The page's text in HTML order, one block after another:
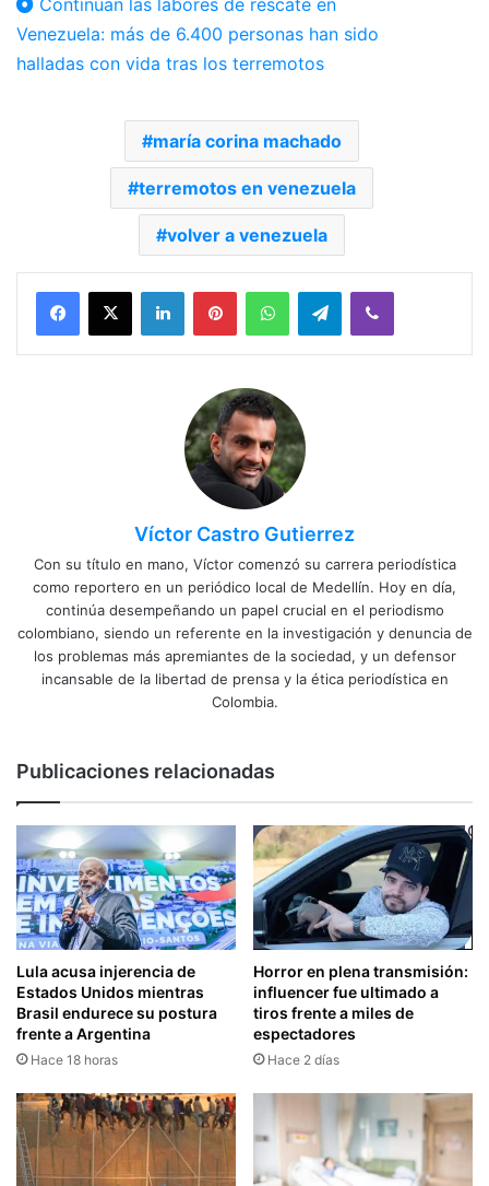
Continúan las labores de rescate en
Venezuela: más de 6.400 personas han sido
halladas con vida tras los terremotos
maría corina machado
terremotos en venezuela
volver a venezuela
Facebook
X LinkedInPinterestWhatsAppTelegramViber
Víctor Castro Gutierrez
Con su título en mano, Víctor comenzó su carrera periodística
como reportero en un periódico local de Medellín. Hoy en día,
continúa desempeñando un papel crucial en el periodismo
colombiano, siendo un referente en la investigación y denuncia de
los problemas más apremiantes de la sociedad, y un defensor
incansable de la libertad de prensa y la ética periodística en
Colombia.
Publicaciones relacionadas
Lula acusa injerencia de
Estados Unidos mientras
Brasil endurece su postura
frente a Argentina
Hace 18 horas
Horror en plena transmisión:
influencer fue ultimado a
tiros frente a miles de
espectadores
Hace 2 días